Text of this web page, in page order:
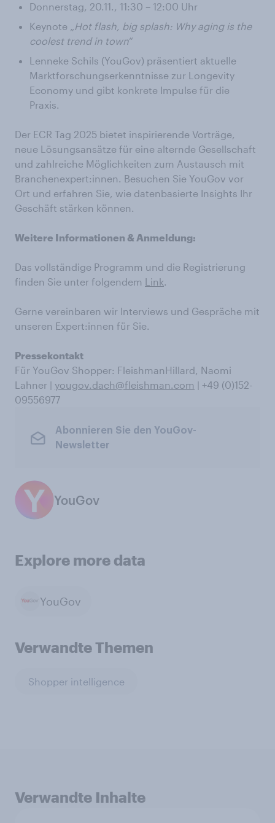
Donnerstag, 20.11., 11:30 – 12:00 Uhr
Keynote „Hot flash, big splash: Why aging is the
coolest trend in town“
Lenneke Schils (YouGov) präsentiert aktuelle
Marktforschungserkenntnisse zur Longevity
Economy und gibt konkrete Impulse für die
Praxis.
Der ECR Tag 2025 bietet inspirierende Vorträge,
neue Lösungsansätze für eine alternde Gesellschaft
und zahlreiche Möglichkeiten zum Austausch mit
Branchenexpert:innen. Besuchen Sie YouGov vor
Ort und erfahren Sie, wie datenbasierte Insights Ihr
Geschäft stärken können.
Weitere Informationen & Anmeldung:
Das vollständige Programm und die Registrierung
finden Sie unter folgendem Link.
Gerne vereinbaren wir Interviews und Gespräche mit
unseren Expert:innen für Sie.
Pressekontakt
Für YouGov Shopper: FleishmanHillard, Naomi
Lahner | yougov.dach@fleishman.com | +49 (0)152-
09556977
Abonnieren Sie den YouGov-
Newsletter
YouGov
Explore more data
YouGov
Verwandte Themen
Shopper intelligence
Verwandte Inhalte